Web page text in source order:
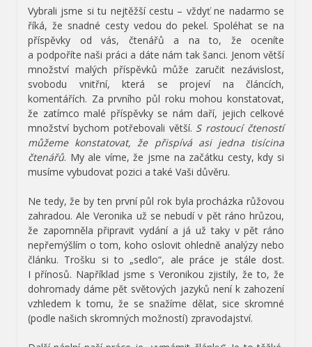
Vybrali jsme si tu nejtěžší cestu – vždyť ne nadarmo se
říká, že snadné cesty vedou do pekel. Spoléhat se na
příspěvky od vás, čtenářů a na to, že oceníte
a podpoříte naši práci a dáte nám tak šanci. Jenom větší
množství malých příspěvků může zaručit nezávislost,
svobodu vnitřní, která se projeví na článcích,
komentářích. Za prvního půl roku mohou konstatovat,
že zatímco malé příspěvky se nám daří, jejich celkové
množství bychom potřebovali větší. S rostoucí čteností
můžeme konstatovat, že přispívá asi jedna tisícina
čtenářů. My ale víme, že jsme na začátku cesty, kdy si
musíme vybudovat pozici a také Vaši důvěru.
Ne tedy, že by ten první půl rok byla procházka růžovou
zahradou. Ale Veronika už se nebudí v pět ráno hrůzou,
že zapomněla připravit vydání a já už taky v pět ráno
nepřemýšlím o tom, koho oslovit ohledně analýzy nebo
článku. Trošku si to „sedlo“, ale práce je stále dost.
I přínosů. Například jsme s Veronikou zjistily, že to, že
dohromady dáme pět světových jazyků není k zahození
vzhledem k tomu, že se snažíme dělat, sice skromné
(podle našich skromných možností) zpravodajství.